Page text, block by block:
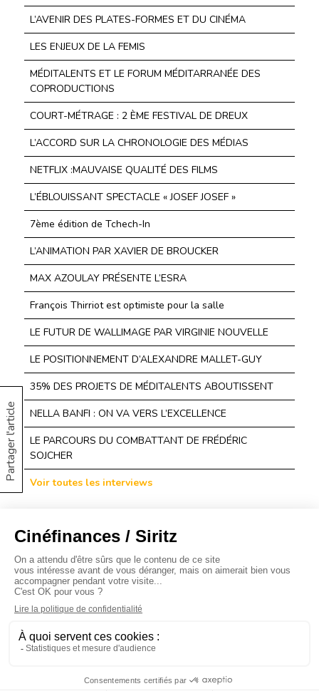
Partager l'article
L’AVENIR DES PLATES-FORMES ET DU CINÉMA
LES ENJEUX DE LA FEMIS
MÉDITALENTS ET LE FORUM MÉDITARRANÉE DES
COPRODUCTIONS
COURT-MÉTRAGE : 2 ÈME FESTIVAL DE DREUX
L’ACCORD SUR LA CHRONOLOGIE DES MÉDIAS
NETFLIX :MAUVAISE QUALITÉ DES FILMS
L’ÉBLOUISSANT SPECTACLE « JOSEF JOSEF »
7ème édition de Tchech-In
L’ANIMATION PAR XAVIER DE BROUCKER
MAX AZOULAY PRÉSENTE L’ESRA
François Thirriot est optimiste pour la salle
LE FUTUR DE WALLIMAGE PAR VIRGINIE NOUVELLE
LE POSITIONNEMENT D’ALEXANDRE MALLET-GUY
35% DES PROJETS DE MÉDITALENTS ABOUTISSENT
NELLA BANFI : ON VA VERS L’EXCELLENCE
LE PARCOURS DU COMBATTANT DE FRÉDÉRIC
SOJCHER
Voir toutes les interviews
À propos
Baromètres
Cinéscoop
Éditorial
Le Carrefour
Siritz © 2020 -